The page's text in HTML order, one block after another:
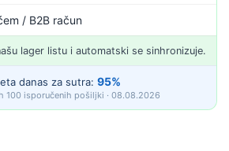
/ B2B račun
lager listu i automatski se sinhronizuje.
danas za sutra: 95%
100 isporučenih pošiljki · 08.08.2026